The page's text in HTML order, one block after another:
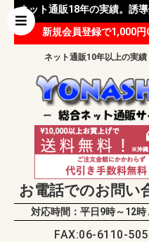
ネット通販18年の実績。誘
ーブル等 様々な資材
新規会員登録で1,000円
ネット通販10年以上の実
お電話でのお問い
対応時間：平日9時～12
FAX:06-6110-